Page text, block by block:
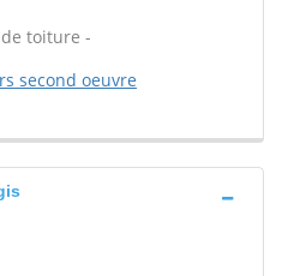
toiture -
second oeuvre